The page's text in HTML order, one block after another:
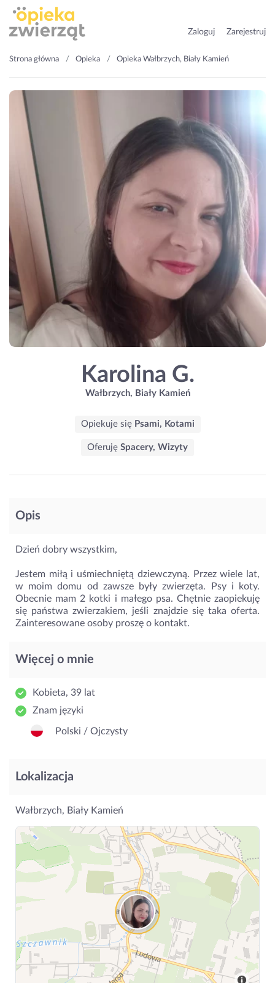
Zaloguj Zarejestruj
Strona główna Opieka Opieka Wałbrzych, Biały Kamień
Karolina G.
Wałbrzych, Biały Kamień
Opiekuje się Psami, Kotami
Oferuję Spacery, Wizyty
Opis
Dzień dobry wszystkim,
Jestem miłą i uśmiechniętą dziewczyną. Przez wiele lat,
w moim domu od zawsze były zwierzęta. Psy i koty.
Obecnie mam 2 kotki i małego psa. Chętnie zaopiekuję
się państwa zwierzakiem, jeśli znajdzie się taka oferta.
Zainteresowane osoby proszę o kontakt.
Więcej o mnie
Kobieta, 39 lat
Znam języki
Polski / Ojczysty
Lokalizacja
Wałbrzych, Biały Kamień